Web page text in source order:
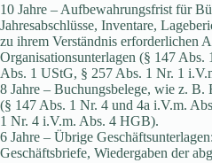
10 Jahre – Aufbewahrungsfrist für
Jahresabschlüsse, Inventare,
zu ihrem Verständnis erforderlichen
Organisationsunterlagen (§ 147
Abs. 1 UStG, § 257 Abs. 1 Nr. 1
8 Jahre – Buchungsbelege, wie z. B.
(§ 147 Abs. 1 Nr. 4 und 4a i.V.m.
1 Nr. 4 i.V.m. Abs. 4 HGB).
6 Jahre – Übrige
Geschäftsbriefe, Wiedergaben der